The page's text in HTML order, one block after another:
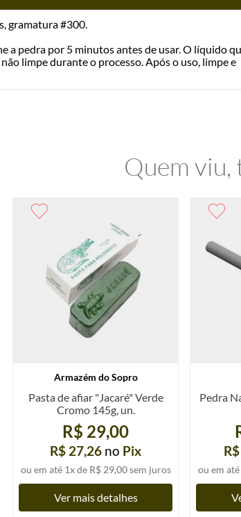
gramatura #300.
a pedra por 5 minutos antes de usar. O líquido
limpe durante o processo. Após o uso, limpe e
Quem viu,
Armazém do Sopro
Pasta de afiar "Jacaré" Verde
Cromo 145g, un.
R$ 29,00
R$ 27,26 no Pix
ou em até 1x de R$ 29,00sem juros
Ver mais detalhes
Pedra
ou em até